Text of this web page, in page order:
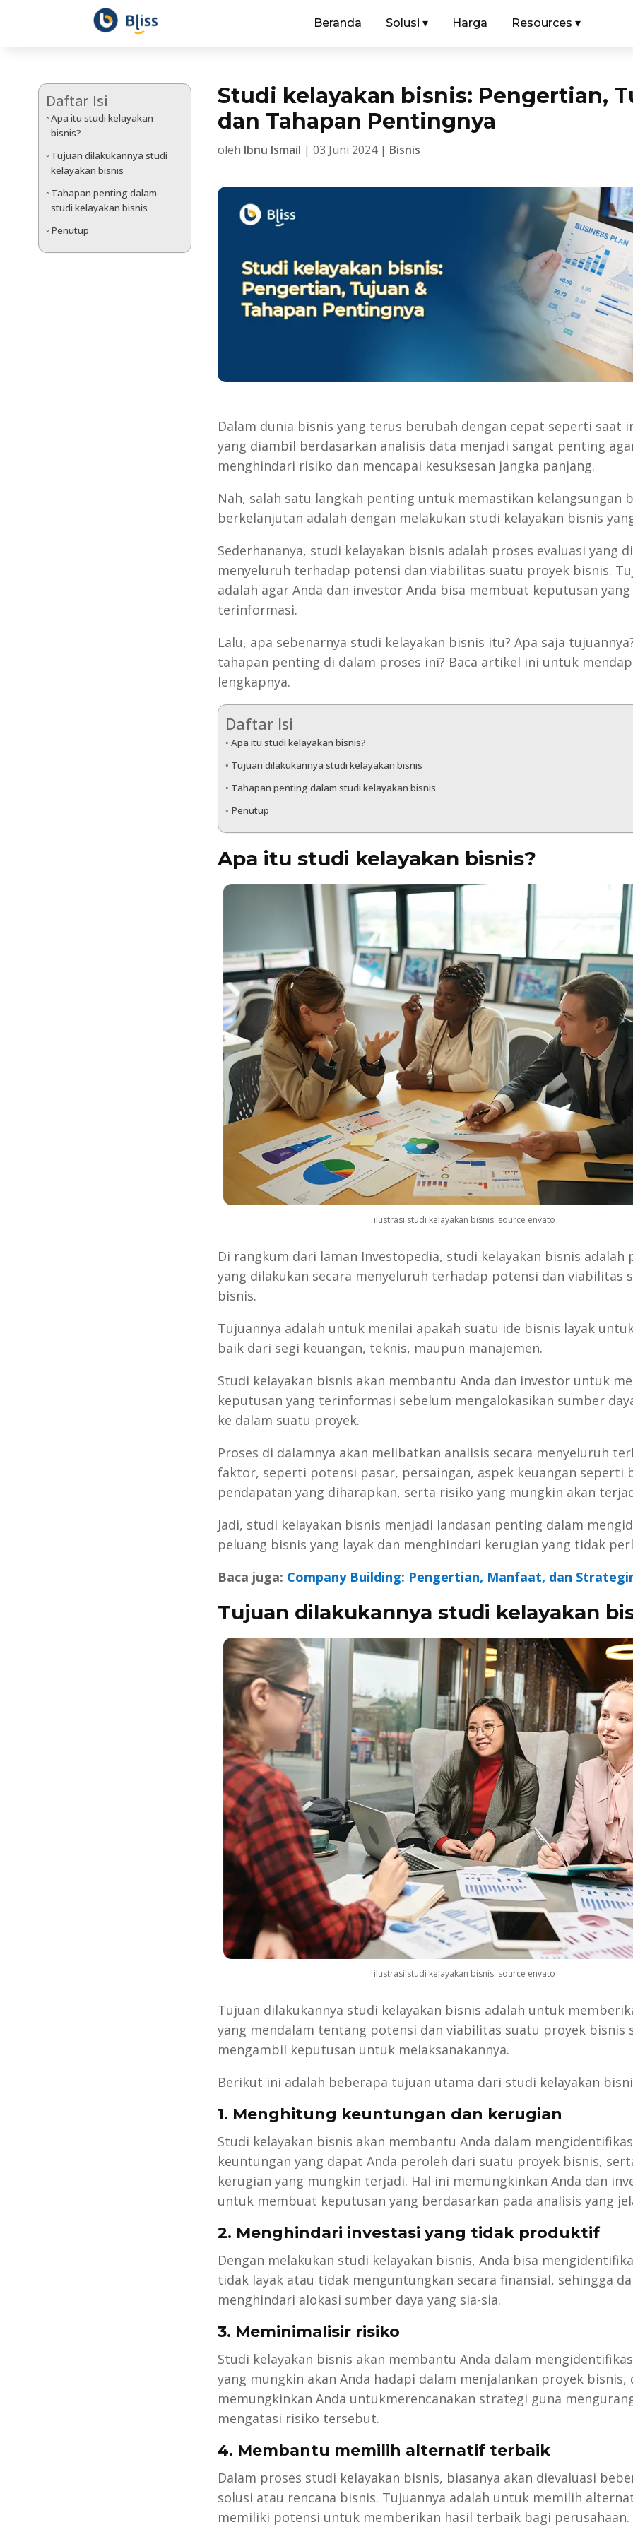
Beranda Solusi ▾ Harga Resources ▾
Daftar Isi
Apa itu studi kelayakan
bisnis?
Tujuan dilakukannya studi
kelayakan bisnis
Tahapan penting dalam
studi kelayakan bisnis
Penutup
Studi kelayakan bisnis: Pengertian,
dan Tahapan Pentingnya
oleh Ibnu Ismail |03 Juni 2024| Bisnis
Dalam dunia bisnis yang terus berubah dengan cepat seperti saat
yang diambil berdasarkan analisis data menjadi sangat penting
menghindari risiko dan mencapai kesuksesan jangka panjang.
Nah, salah satu langkah penting untuk memastikan kelangsungan
berkelanjutan adalah dengan melakukan studi kelayakan bisnis
Sederhananya, studi kelayakan bisnis adalah proses evaluasi yang
menyeluruh terhadap potensi dan viabilitas suatu proyek bisnis.
adalah agar Anda dan investor Anda bisa membuat keputusan
terinformasi.
Lalu, apa sebenarnya studi kelayakan bisnis itu? Apa saja
tahapan penting di dalam proses ini? Baca artikel ini untuk
lengkapnya.
Daftar Isi
Apa itu studi kelayakan bisnis?
Tujuan dilakukannya studi kelayakan bisnis
Tahapan penting dalam studi kelayakan bisnis
Penutup
Apa itu studi kelayakan bisnis?
ilustrasi studi kelayakan bisnis. source envato
Di rangkum dari laman Investopedia, studi kelayakan bisnis adalah
yang dilakukan secara menyeluruh terhadap potensi dan viabilitas
bisnis.
Tujuannya adalah untuk menilai apakah suatu ide bisnis layak
baik dari segi keuangan, teknis, maupun manajemen.
Studi kelayakan bisnis akan membantu Anda dan investor untuk
keputusan yang terinformasi sebelum mengalokasikan sumber
ke dalam suatu proyek.
Proses di dalamnya akan melibatkan analisis secara menyeluruh
faktor, seperti potensi pasar, persaingan, aspek keuangan seperti
pendapatan yang diharapkan, serta risiko yang mungkin akan
Jadi, studi kelayakan bisnis menjadi landasan penting dalam
peluang bisnis yang layak dan menghindari kerugian yang tidak
Baca juga: Company Building: Pengertian, Manfaat, dan
Tujuan dilakukannya studi kelayakan
ilustrasi studi kelayakan bisnis. source envato
Tujuan dilakukannya studi kelayakan bisnis adalah untuk
yang mendalam tentang potensi dan viabilitas suatu proyek bisnis
mengambil keputusan untuk melaksanakannya.
Berikut ini adalah beberapa tujuan utama dari studi kelayakan
1. Menghitung keuntungan dan kerugian
Studi kelayakan bisnis akan membantu Anda dalam
keuntungan yang dapat Anda peroleh dari suatu proyek bisnis,
kerugian yang mungkin terjadi. Hal ini memungkinkan Anda dan
untuk membuat keputusan yang berdasarkan pada analisis yang
2. Menghindari investasi yang tidak produktif
Dengan melakukan studi kelayakan bisnis, Anda bisa
tidak layak atau tidak menguntungkan secara finansial, sehingga
menghindari alokasi sumber daya yang sia-sia.
3. Meminimalisir risiko
Studi kelayakan bisnis akan membantu Anda dalam
yang mungkin akan Anda hadapi dalam menjalankan proyek bisnis,
memungkinkan Anda untukmerencanakan strategi guna
mengatasi risiko tersebut.
4. Membantu memilih alternatif terbaik
Dalam proses studi kelayakan bisnis, biasanya akan dievaluasi
solusi atau rencana bisnis. Tujuannya adalah untuk memilih
memiliki potensi untuk memberikan hasil terbaik bagi perusahaan.